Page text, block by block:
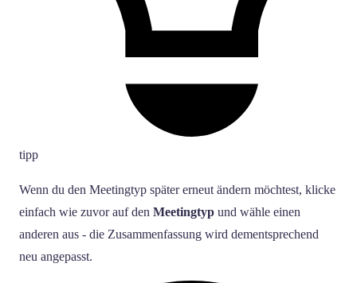
tipp
Wenn du den Meetingtyp später erneut ändern möchtest, klicke
einfach wie zuvor auf den Meetingtyp und wähle einen
anderen aus - die Zusammenfassung wird dementsprechend
neu angepasst.